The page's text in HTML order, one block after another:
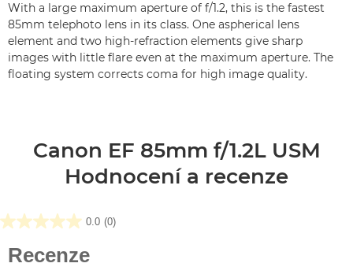
With a large maximum aperture of f/1.2, this is the fastest
85mm telephoto lens in its class. One aspherical lens
element and two high-refraction elements give sharp
images with little flare even at the maximum aperture. The
floating system corrects coma for high image quality.
Canon EF 85mm f/1.2L USM
Hodnocení a recenze
0.0 (0)
0.0
Recenze